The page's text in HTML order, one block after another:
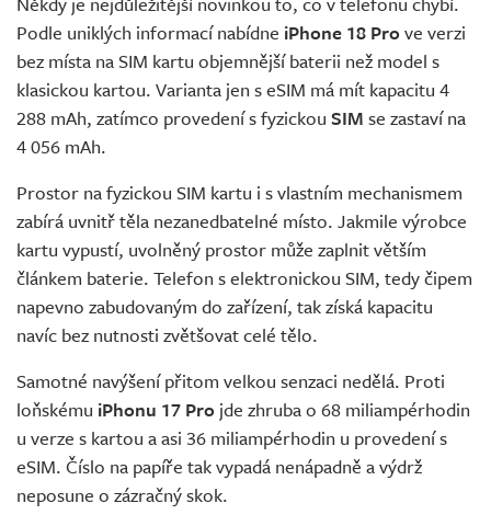
Podle uniklých informací nabídne iPhone 18 Pro ve verzi
bez místa na SIM kartu objemnější baterii než model s
klasickou kartou. Varianta jen s eSIM má mít kapacitu 4
288 mAh, zatímco provedení s fyzickou SIM se zastaví na
4 056 mAh.
Prostor na fyzickou SIM kartu i s vlastním mechanismem
zabírá uvnitř těla nezanedbatelné místo. Jakmile výrobce
kartu vypustí, uvolněný prostor může zaplnit větším
článkem baterie. Telefon s elektronickou SIM, tedy čipem
napevno zabudovaným do zařízení, tak získá kapacitu
navíc bez nutnosti zvětšovat celé tělo.
Samotné navýšení přitom velkou senzaci nedělá. Proti
loňskému iPhonu 17 Pro jde zhruba o 68 miliampérhodin
u verze s kartou a asi 36 miliampérhodin u provedení s
eSIM. Číslo na papíře tak vypadá nenápadně a výdrž
neposune o zázračný skok.